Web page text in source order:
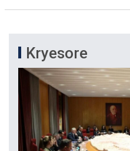
Kryesore